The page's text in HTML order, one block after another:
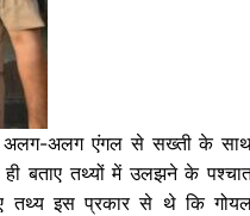
ने अलग-अलग एंगल से सख्ती के
बताए तथ्यों में उलझने के
तथ्य इस प्रकार से थे कि